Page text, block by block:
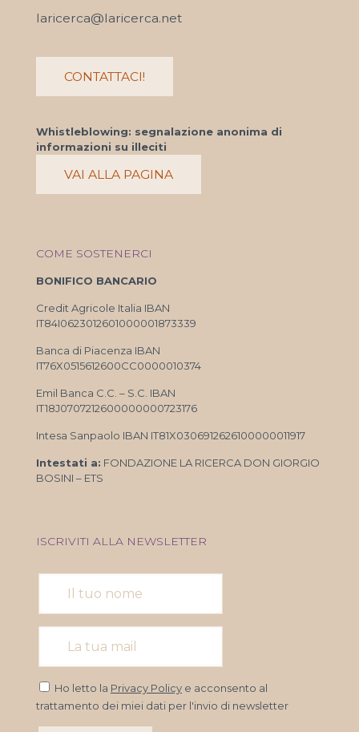
laricerca@laricerca.net
CONTATTACI!
Whistleblowing: segnalazione anonima di
informazioni su illeciti
VAI ALLA PAGINA
COME SOSTENERCI
BONIFICO BANCARIO
Credit Agricole Italia IBAN
IT84I0623012601000001873339
Banca di Piacenza IBAN
IT76X0515612600CC0000010374
Emil Banca C.C. – S.C. IBAN
IT18J0707212600000000723176
Intesa Sanpaolo IBAN IT81X0306912626100000011917
Intestati a: FONDAZIONE LA RICERCA DON GIORGIO
BOSINI – ETS
ISCRIVITI ALLA NEWSLETTER
Ho letto la Privacy Policy e acconsento al
trattamento dei miei dati per l'invio di newsletter